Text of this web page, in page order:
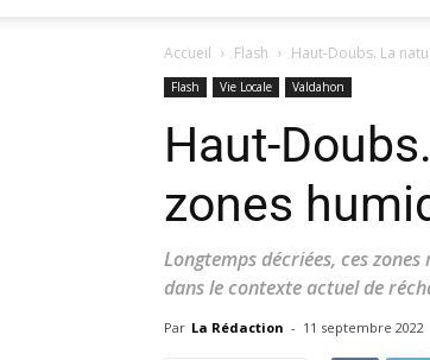
Accueil Flash Haut-Doubs. La
Flash Vie Locale Valdahon
Haut-
zones
Longtemps décriées, ces
dans le contexte actuel de
Par La Rédaction - 11 septembre 2022